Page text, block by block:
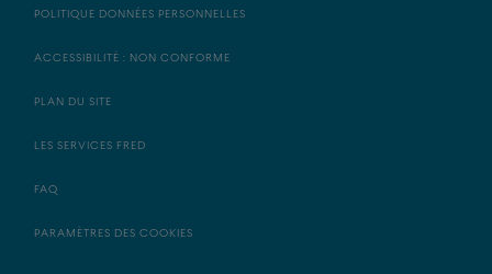
POLITIQUE DONNÉES PERSONNELLES
ACCESSIBILITÉ : NON CONFORME
PLAN DU SITE
LES SERVICES FRED
FAQ
PARAMÈTRES DES COOKIES